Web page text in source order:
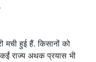
मची हुई हैं. किसानों को
राज्य अथक प्रयास भी